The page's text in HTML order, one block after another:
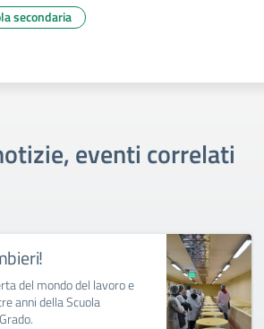
secondaria
eventi correlati
del mondo del lavoro e
anni della Scuola